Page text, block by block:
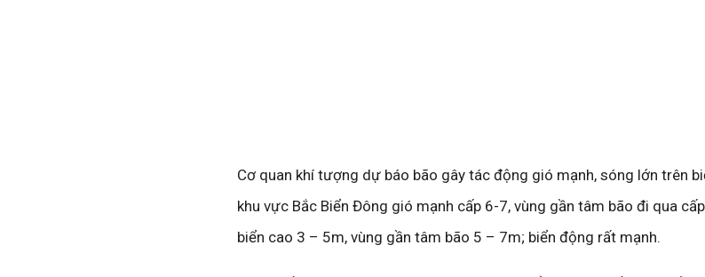
Cơ quan khí tượng dự báo bão gây tác động gió mạnh, sóng lớn trên
khu vực Bắc Biển Đông gió mạnh cấp 6-7, vùng gần tâm bão đi qua
biển cao 3 – 5m, vùng gần tâm bão 5 – 7m; biển động rất mạnh.